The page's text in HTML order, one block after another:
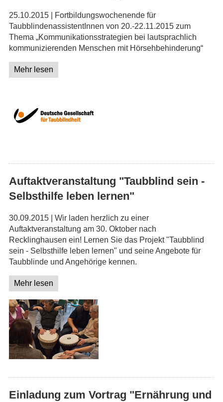
25.10.2015 | Fortbildungswochenende für
TaubblindenassistentInnen von 20.-22.11.2015 zum
Thema „Kommunikationsstrategien bei lautsprachlich
kommunizierenden Menschen mit Hörsehbehinderung“
Mehr lesen
Auftaktveranstaltung "Taubblind sein -
Selbsthilfe leben lernen"
30.09.2015 | Wir laden herzlich zu einer
Auftaktveranstaltung am 30. Oktober nach
Recklinghausen ein! Lernen Sie das Projekt "Taubblind
sein - Selbsthilfe leben lernen" und seine Angebote für
Taubblinde und Angehörige kennen.
Mehr lesen
Einladung zum Vortrag "Ernährung und